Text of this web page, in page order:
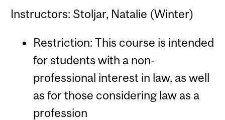
Instructors: Stoljar, Natalie (Winter)
Restriction: This course is intended
for students with a non-
professional interest in law, as well
as for those considering law as a
profession